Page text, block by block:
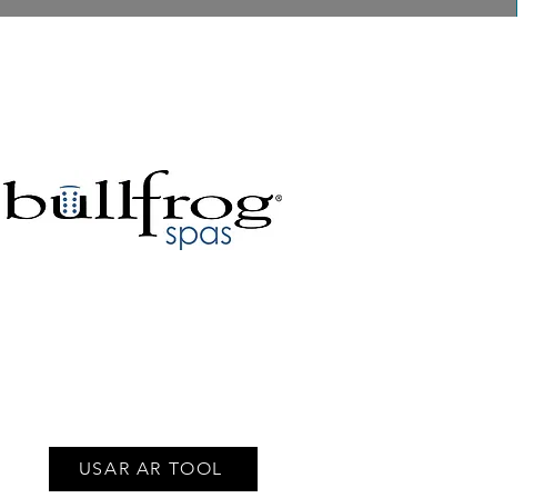
USAR AR TOOL